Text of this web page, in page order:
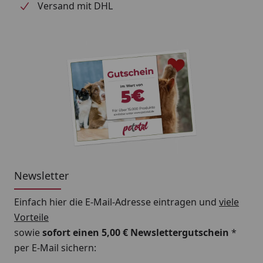
Tetra Tipp: Wenn Sie regelmäßig zur gleichen Zeit und
an gleicher Stelle füttern, werden Ihnen Ihre Fische
mit etwas Glück schon bald aus der Hand fressen.
Versand mit DHL
Newsletter
Einfach hier die E-Mail-Adresse eintragen und viele
Vorteile
sowiesofort einen 5,00 € Newslettergutschein *
per E-Mail sichern: